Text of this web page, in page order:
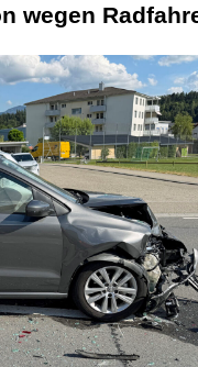
wegen